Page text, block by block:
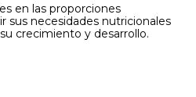
en las proporciones
sus necesidades nutricionales
crecimiento y desarrollo.